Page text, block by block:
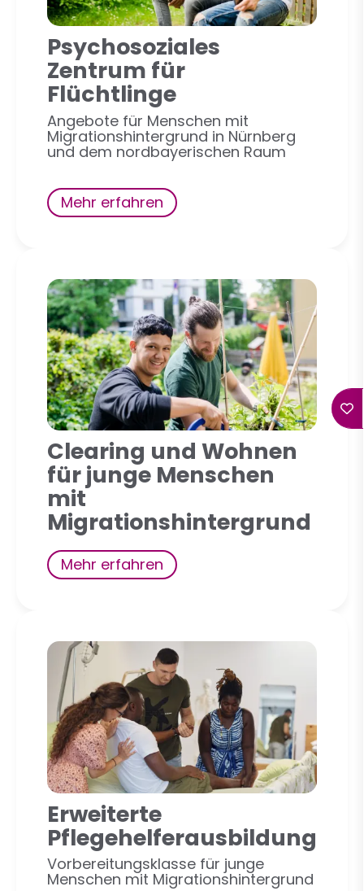
Psychosoziales
Zentrum für
Flüchtlinge
Angebote für Menschen mit
Migrationshintergrund in Nürnberg
und dem nordbayerischen Raum
Mehr erfahren
Clearing und Wohnen
für junge Menschen
mit
Migrationshintergrund
Mehr erfahren
Erweiterte
Pflegehelferausbildung
Vorbereitungsklasse für junge
Menschen mit Migrationshintergrund